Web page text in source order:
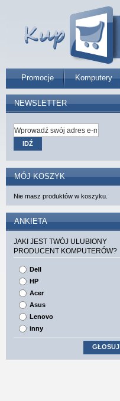
Promocje Komputery
NEWSLETTER
IDŹ
MÓJ KOSZYK
Nie masz produktów w koszyku.
ANKIETA
JAKI JEST TWÓJ ULUBIONY
PRODUCENT KOMPUTERÓW?
Dell
HP
Acer
Asus
Lenovo
inny
GŁOSUJ